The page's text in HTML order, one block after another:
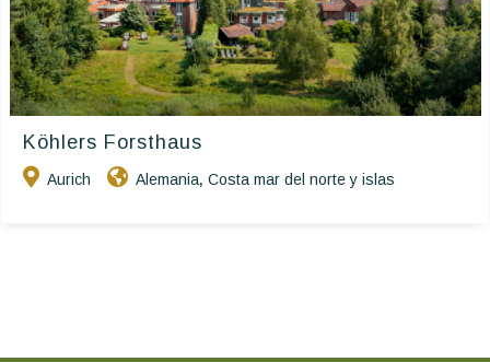
Köhlers Forsthaus
Aurich Alemania, Costa mar del norte y islas